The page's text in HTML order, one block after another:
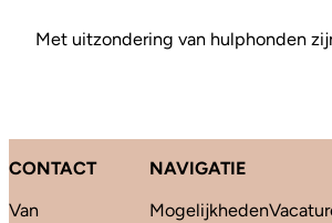
Met uitzondering van hulphonden
CONTACT
Van
NAVIGATIE
Mogelijkheden